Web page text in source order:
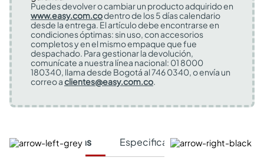
Puedes devolver o cambiar un producto adquirido en
www.easy.com.codentro de los 5 días calendario
desde la entrega. El artículo debe encontrarse en
condiciones óptimas: sin uso, con accesorios
completos y en el mismo empaque que fue
despachado. Para gestionar la devolución,
comunícate a nuestra línea nacional: 01 8000
180340, llama desde Bogotá al 746 0340, o envía un
correo aclientes@easy.com.co.
Características Especificaciones Técnicas